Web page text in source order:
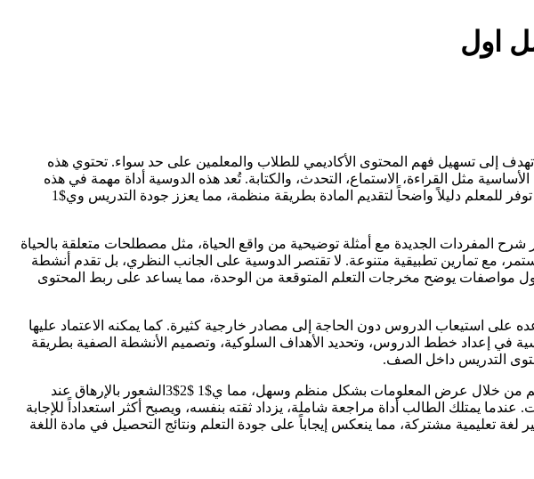
اول
تهدف إلى تسهيل فهم المحتوى الأكاديمي للطلاب والمعلمين على حد سواء. تحتوي هذه
مثل القراءة، الاستماع، التحدث، والكتابة. تُعد هذه الدوسية أداة مهمة في هذه
المرحلة الدراسية لأنها تمهد لفهم باقي وحدات المنهج، وتساعد الطالب على بناء أساس قوي في اللغة الإنجليزية. كما توفر للمعلم دليلاً واضحاً لتقديم المادة بطريقة منظمة، مما يعزز جودة التدريس وي$1
المفردات الجديدة مع أمثلة توضيحية من واقع الحياة، مثل مصطلحات متعلقة بالحياة
مع تمارين تطبيقية متنوعة. لا تقتصر الدوسية على الجانب النظري، بل تقدم أنشطة
مواصفات يوضح مخرجات التعلم المتوقعة من الوحدة، مما يساعد على ربط المحتوى
استيعاب الدروس دون الحاجة إلى مصادر خارجية كثيرة. كما يمكنه الاعتماد عليها
في إعداد خطط الدروس، وتحديد الأهداف السلوكية، وتصميم الأنشطة الصفية بطريقة
التدريس داخل الصف.
إن استخدام دوسية شرح الوحدة الأولى له أثر إيجابي كبير على تحصيل الطالب الأكاديمي. فهي تُسهم في تحسين الفهم من خلال عرض المعلومات بشكل منظم وسهل، مما ي$1 $2$3الشعور بالإرهاق عند
يمتلك الطالب أداة مراجعة شاملة، يزداد ثقته بنفسه، ويصبح أكثر استعداداً للإجابة
تعليمية مشتركة، مما ينعكس إيجاباً على جودة التعلم ونتائج التحصيل في مادة اللغة